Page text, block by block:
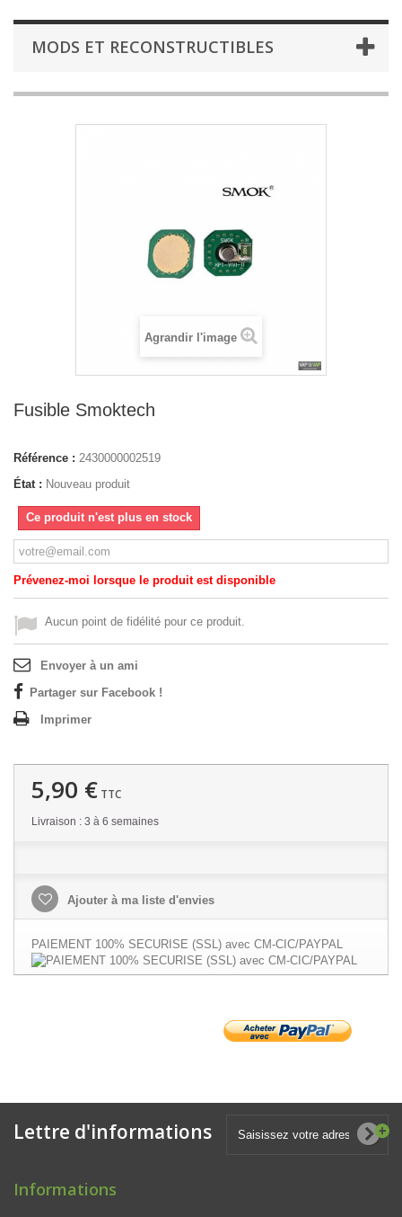
MODS ET RECONSTRUCTIBLES
Agrandir l'image
Fusible Smoktech
Référence : 2430000002519
État : Nouveau produit
Ce produit n'est plus en stock
Prévenez-moi lorsque le produit est disponible
Aucun point de fidélité pour ce produit.
Envoyer à un ami
Partager sur Facebook !
Imprimer
5,90 € TTC
Livraison : 3 à 6 semaines
Ajouter à ma liste d'envies
PAIEMENT 100% SECURISE (SSL) avec CM-CIC/PAYPAL
Lettre d'informations
Informations